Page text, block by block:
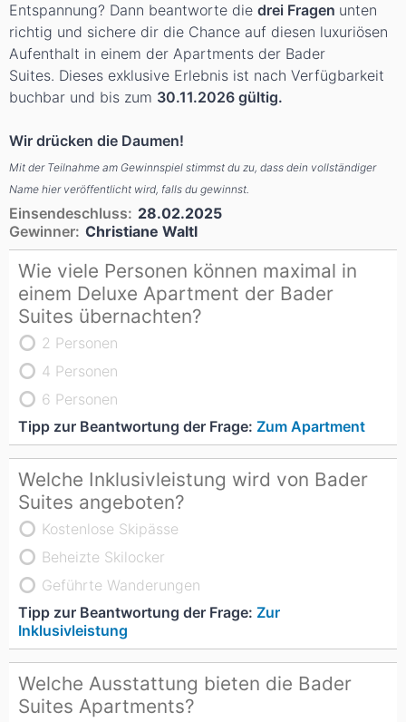
Entspannung? Dann beantworte die drei Fragen unten
richtig und sichere dir die Chance auf diesen luxuriösen
Aufenthalt in einem der Apartments der Bader
Suites. Dieses exklusive Erlebnis ist nach Verfügbarkeit
buchbar und bis zum 30.11.2026 gültig.
Wir drücken die Daumen!
Mit der Teilnahme am Gewinnspiel stimmst du zu, dass dein vollständiger
Name hier veröffentlicht wird, falls du gewinnst.
Einsendeschluss: 28.02.2025
Gewinner: Christiane Waltl
Wie viele Personen können maximal in
einem Deluxe Apartment der Bader
Suites übernachten?
2 Personen
4 Personen
6 Personen
Tipp zur Beantwortung der Frage: Zum Apartment
Welche Inklusivleistung wird von Bader
Suites angeboten?
Kostenlose Skipässe
Beheizte Skilocker
Geführte Wanderungen
Tipp zur Beantwortung der Frage: Zur
Inklusivleistung
Welche Ausstattung bieten die Bader
Suites Apartments?